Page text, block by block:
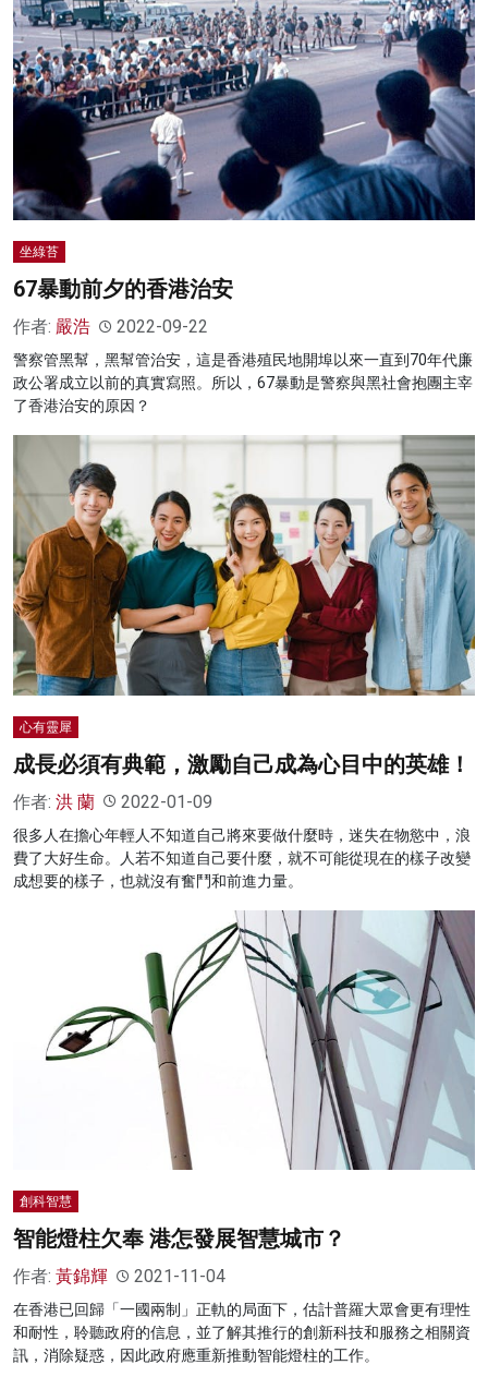
坐綠苔
67暴動前夕的香港治安
作者: 嚴浩 2022-09-22
警察管黑幫，黑幫管治安，這是香港殖民地開埠以來一直到70年代廉
政公署成立以前的真實寫照。所以，67暴動是警察與黑社會抱團主宰
了香港治安的原因？
心有靈犀
成長必須有典範，激勵自己成為心目中的英雄！
作者: 洪 蘭 2022-01-09
很多人在擔心年輕人不知道自己將來要做什麼時，迷失在物慾中，浪
費了大好生命。人若不知道自己要什麼，就不可能從現在的樣子改變
成想要的樣子，也就沒有奮鬥和前進力量。
創科智慧
智能燈柱欠奉 港怎發展智慧城市？
作者: 黃錦輝 2021-11-04
在香港已回歸「一國兩制」正軌的局面下，估計普羅大眾會更有理性
和耐性，聆聽政府的信息，並了解其推行的創新科技和服務之相關資
訊，消除疑惑，因此政府應重新推動智能燈柱的工作。